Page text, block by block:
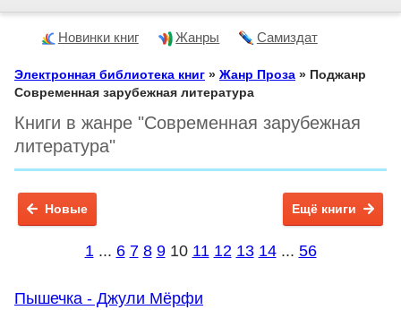
Новинки книг Жанры Самиздат
Электронная библиотека книг » Жанр Проза » Поджанр
Современная зарубежная литература
Книги в жанре "Современная зарубежная
литература"
Новые Ещё книги
1 ... 6 7 8 9 10 11 12 13 14 ... 56
Пышечка - Джули Мёрфи